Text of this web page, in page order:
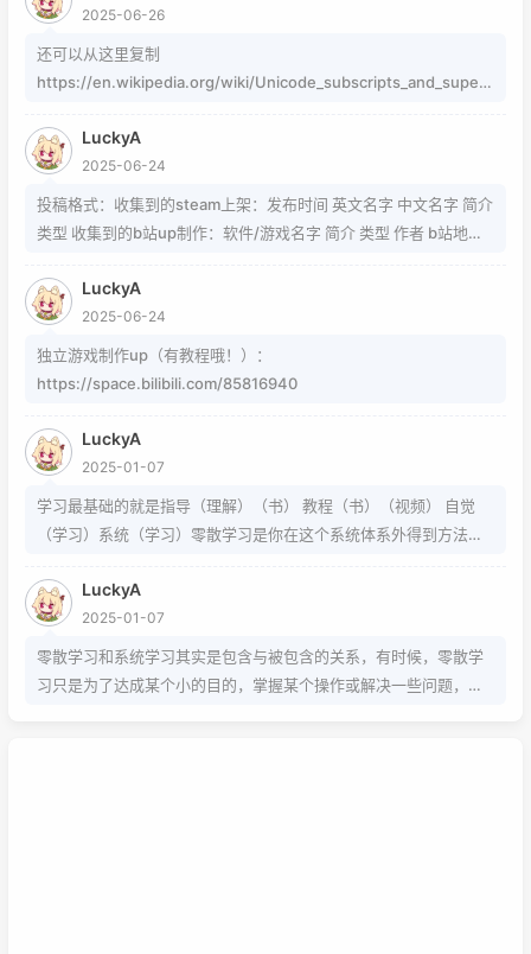
2025-06-26
还可以从这里复制
https://en.wikipedia.org/wiki/Unicode_subscripts_and_supers
https://www.jiuwa.net/xzm/ 相关问题可以在这里找到
https://www.zhihu.com/question/54913586/answer/8092801
89 https://www.zhihu.com/question/339693605 事实上用的是
word中的Cambria Math和Helvetica字体弄出来的 但经过试验发
的就不需要我教了 上标:sup 下标:sub 上标:上标文字 下标:下标文字
当然网页中就需要代码了
LuckyA
2025-06-24
投稿格式：收集到的steam上架：发布时间 英文名字 中文名字 简介
类型 收集到的b站up制作：软件/游戏名字 简介 类型 作者 b站地址
LuckyA
2025-06-24
独立游戏制作up（有教程哦！）：
https://space.bilibili.com/85816940
LuckyA
2025-01-07
学习最基础的就是指导（理解）（书） 教程（书）（视频） 自觉
（学习）系统（学习）零散学习是你在这个系统体系外得到方法的
LuckyA
2025-01-07
零散学习和系统学习其实是包含与被包含的关系，有时候，零散学
习只是为了达成某个小的目的，掌握某个操作或解决一些问题，而